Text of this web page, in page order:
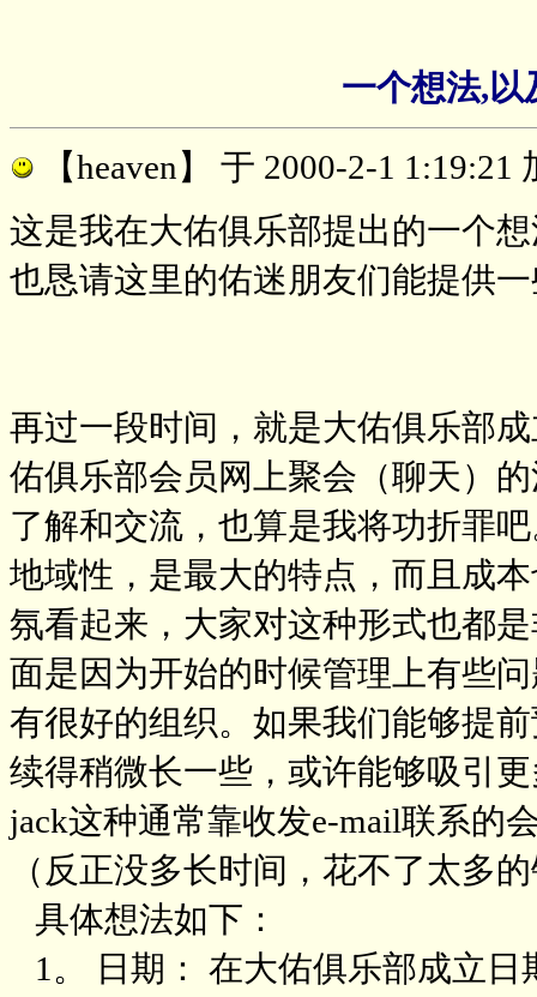
一个想法,以
【heaven】 于 2000-2-1 1:19:21
这是我在大佑俱乐部提出的一个
也恳请这里的佑迷朋友们能提供
再过一段时间，就是大佑俱乐部
佑俱乐部会员网上聚会（聊天）
了解和交流，也算是我将功折罪
地域性，是最大的特点，而且成
氛看起来，大家对这种形式也都
面是因为开始的时候管理上有些
有很好的组织。如果我们能够提
续得稍微长一些，或许能够吸引
jack这种通常靠收发e-mail联系的
（反正没多长时间，花不了太多
具体想法如下：
1。 日期： 在大佑俱乐部成立